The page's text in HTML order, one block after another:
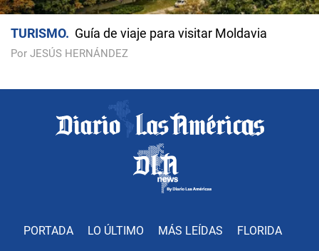
TURISMO Guía de viaje para visitar Moldavia
Por JESÚS HERNÁNDEZ
PORTADA LO ÚLTIMO MÁS LEÍDAS FLORIDA